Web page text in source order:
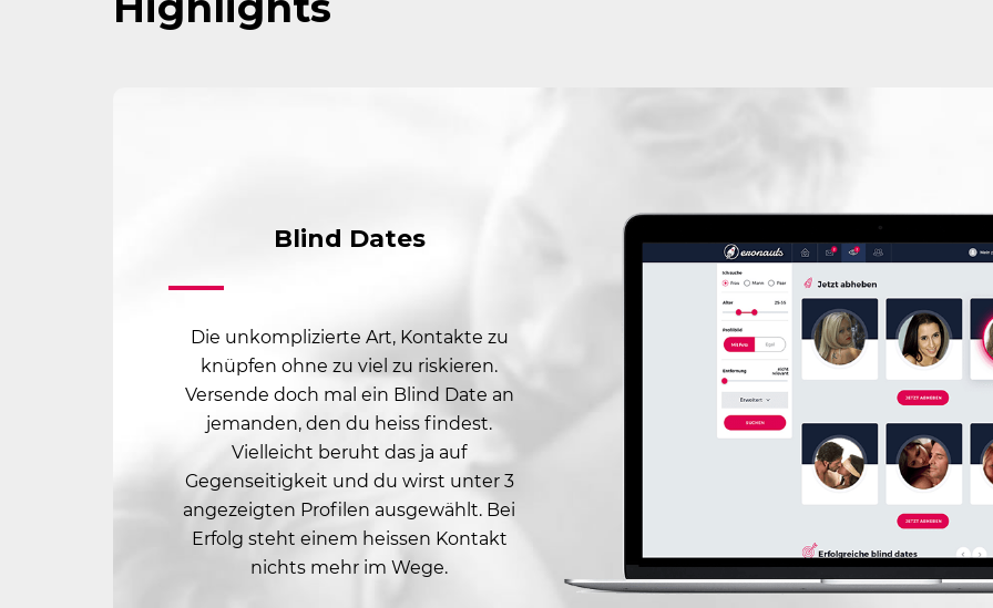
Blind Dates
Die unkomplizierte Art, Kontakte zu
knüpfen ohne zu viel zu riskieren.
Versende doch mal ein Blind Date an
jemanden, den du heiss findest.
Vielleicht beruht das ja auf
Gegenseitigkeit und du wirst unter 3
angezeigten Profilen ausgewählt. Bei
Erfolg steht einem heissen Kontakt
nichts mehr im Wege.